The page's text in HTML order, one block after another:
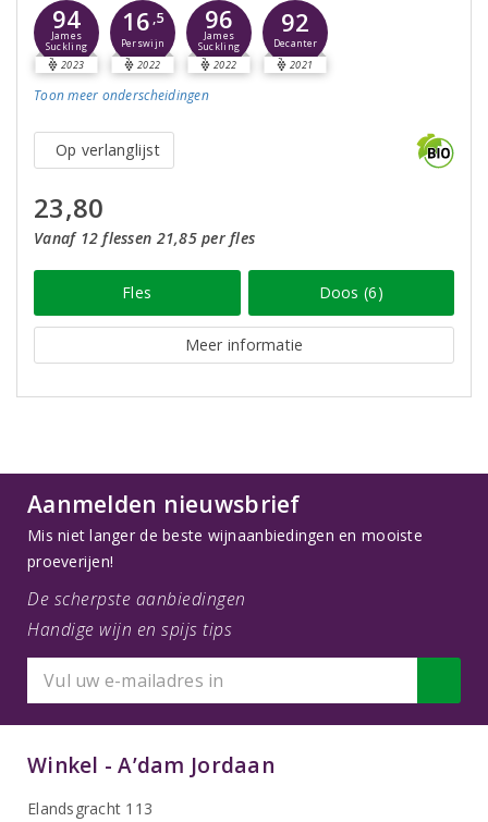
94
James
Suckling
2023
16 ,5
Perswijn
2022
96
James
Suckling
2022
92
Decanter
2021
Toon meer onderscheidingen
Op verlanglijst
23,80
Vanaf 12 flessen 21,85 per fles
Fles Doos (6)
Meer informatie
Aanmelden nieuwsbrief
Mis niet langer de beste wijnaanbiedingen en mooiste
proeverijen!
De scherpste aanbiedingen
Handige wijn en spijs tips
Winkel - A’dam Jordaan
Elandsgracht 113